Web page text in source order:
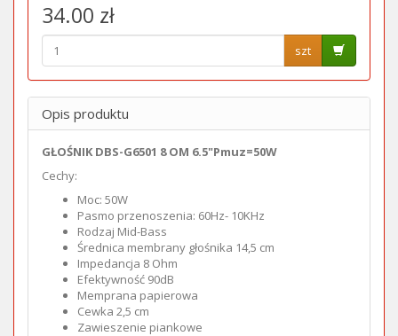
34.00 zł
szt
Opis produktu
GŁOŚNIK DBS-G6501 8 OM 6.5"Pmuz=50W
Cechy:
Moc: 50W
Pasmo przenoszenia: 60Hz- 10KHz
Rodzaj Mid-Bass
Średnica membrany głośnika 14,5 cm
Impedancja 8 Ohm
Efektywność 90dB
Memprana papierowa
Cewka 2,5 cm
Zawieszenie piankowe